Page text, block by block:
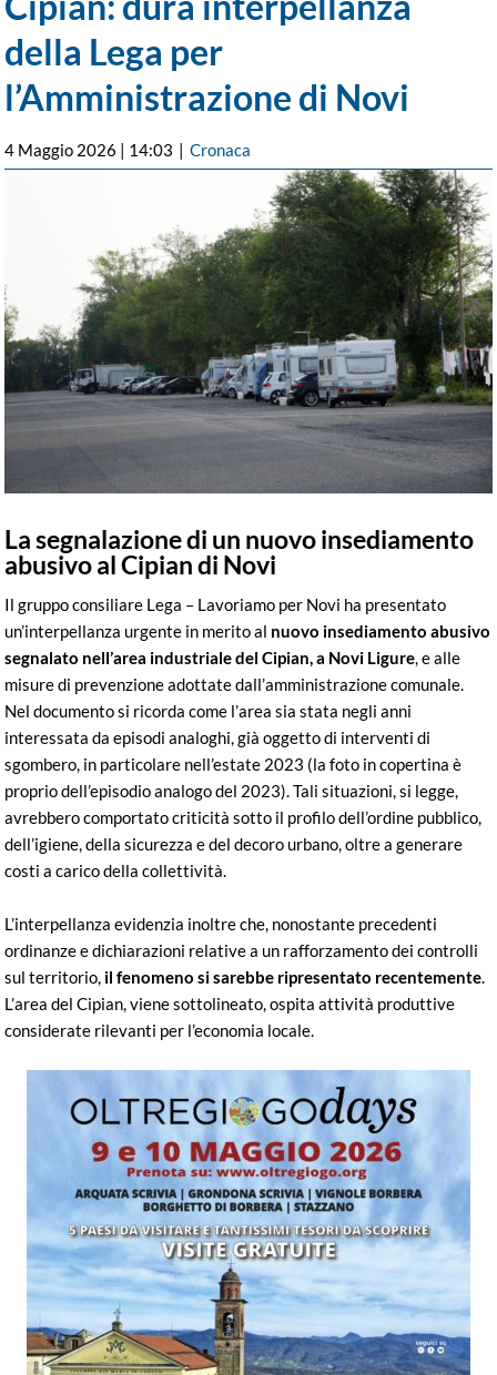
della Lega per
l’Amministrazione di Novi
4 Maggio 2026 | 14:03 | Cronaca
La segnalazione di un nuovo insediamento
abusivo al Cipian di Novi
Il gruppo consiliare Lega – Lavoriamo per Novi ha presentato
un’interpellanza urgente in merito al nuovo insediamento abusivo
segnalato nell’area industriale del Cipian, a Novi Ligure, e alle
misure di prevenzione adottate dall’amministrazione comunale.
Nel documento si ricorda come l’area sia stata negli anni
interessata da episodi analoghi, già oggetto di interventi di
sgombero, in particolare nell’estate 2023 (la foto in copertina è
proprio dell’episodio analogo del 2023). Tali situazioni, si legge,
avrebbero comportato criticità sotto il profilo dell’ordine pubblico,
dell’igiene, della sicurezza e del decoro urbano, oltre a generare
costi a carico della collettività.
L’interpellanza evidenzia inoltre che, nonostante precedenti
ordinanze e dichiarazioni relative a un rafforzamento dei controlli
sul territorio, il fenomeno si sarebbe ripresentato recentemente.
L’area del Cipian, viene sottolineato, ospita attività produttive
considerate rilevanti per l’economia locale.